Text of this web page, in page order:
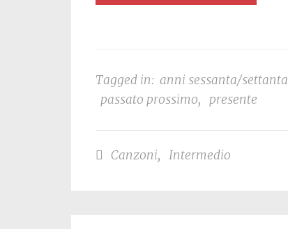
Tagged in: anni sessanta/settanta
passato prossimo, presente
Canzoni, Intermedio